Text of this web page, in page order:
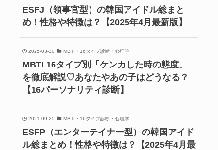
ESFJ（領事官型）の韓国アイドル総まと
め！性格や特徴は？【2025年4月最新版】
2025-03-30 MBTI・16タイプ診断・心理学
MBTI 16タイプ別「ケンカした時の態度」
を徹底解説♡あなたやあの子はどうなる？
【16パーソナリティ診断】
2021-09-25 MBTI・16タイプ診断・心理学
ESFP（エンターテイナー型）の韓国アイド
ル総まとめ！性格や特徴は？【2025年4月最